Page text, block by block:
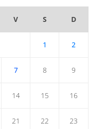
V S D
1 2
7 8 9
14 15 16
21 22 23